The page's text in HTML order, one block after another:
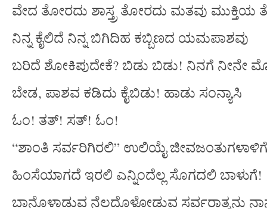
ವೇದ ತೋರದು ಶಾಸ್ತ್ರ ತೋರದು ಮತವು ಮುಕ್ತಿಯ
ನಿನ್ನ ಕೈಲಿದೆ ನಿನ್ನ ಬಿಗಿದಿಹ ಕಬ್ಬಿಣದ ಯಮಪಾಶವು
ಬರಿದೆ ಶೋಕಿಪುದೇಕೆ? ಬಿಡು ಬಿಡು! ನಿನಗೆ ನೀನೇ
ಬೇಡ, ಪಾಶವ ಕಡಿದು ಕೈಬಿಡು! ಹಾಡು ಸಂನ್ಯಾಸಿ
ಓಂ! ತತ್! ಸತ್! ಓಂ!
“ಶಾಂತಿ ಸರ್ವರಿಗಿರಲಿ” ಉಲಿಯೈ ಜೀವಜಂತುಗಳಾಳಿಗೆ
ಹಿಂಸೆಯಾಗದೆ ಇರಲಿ ಎನ್ನಿಂದೆಲ್ಲ ಸೊಗದಲಿ ಬಾಳುಗೆ!
ಬಾನೊಳಾಡುವ ನೆಲದೊಳೋಡುವ ಸರ್ವರಾತ್ಮನು